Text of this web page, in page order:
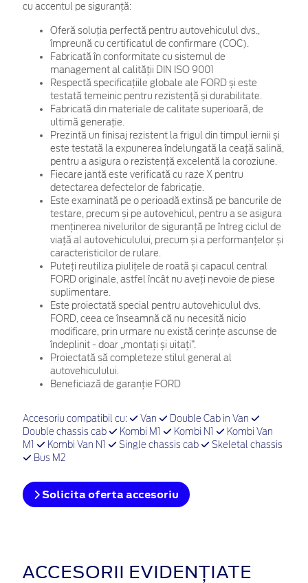
cu accentul pe siguranță:
Oferă soluția perfectă pentru autovehiculul dvs.,
împreună cu certificatul de confirmare (COC).
Fabricată în conformitate cu sistemul de
management al calității DIN ISO 9001
Respectă specificațiile globale ale FORD și este
testată temeinic pentru rezistență și durabilitate.
Fabricată din materiale de calitate superioară, de
ultimă generație.
Prezintă un finisaj rezistent la frigul din timpul iernii și
este testată la expunerea îndelungată la ceață salină,
pentru a asigura o rezistență excelentă la coroziune.
Fiecare jantă este verificată cu raze X pentru
detectarea defectelor de fabricație.
Este examinată pe o perioadă extinsă pe bancurile de
testare, precum și pe autovehicul, pentru a se asigura
menținerea nivelurilor de siguranță pe întreg ciclul de
viață al autovehiculului, precum și a performanțelor și
caracteristicilor de rulare.
Puteți reutiliza piulițele de roată și capacul central
FORD originale, astfel încât nu aveți nevoie de piese
suplimentare.
Este proiectată special pentru autovehiculul dvs.
FORD, ceea ce înseamnă că nu necesită nicio
modificare, prin urmare nu există cerințe ascunse de
îndeplinit - doar „montați și uitați”.
Proiectată să completeze stilul general al
autovehiculului.
Beneficiază de garanție FORD
Accesoriu compatibil cu: Van
Double Cab in Van
Double chassis cab
Kombi M1 Kombi N1
Kombi Van
M1
Kombi Van N1 Single chassis cab
Skeletal chassis
Bus M2
Solicita oferta accesoriu
ACCESORII EVIDENȚIATE